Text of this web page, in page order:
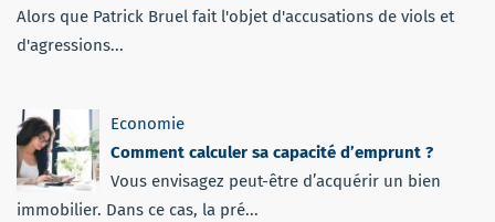
Alors que Patrick Bruel fait l'objet d'accusations de viols et
d'agressions...
Economie
Comment calculer sa capacité d’emprunt ?
Vous envisagez peut-être d’acquérir un bien
immobilier. Dans ce cas, la pré...